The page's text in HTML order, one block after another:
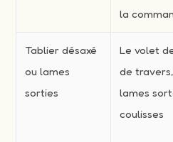
la
Tablier désaxé
ou lames
sorties
Le volet
de
lames
coulisses